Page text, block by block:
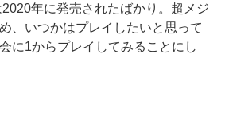
年に発売されたばかり。超メジ
、いつかはプレイしたいと思って
に1からプレイしてみることにし